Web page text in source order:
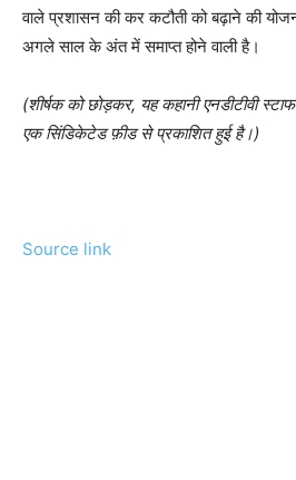
वाले प्रशासन की कर कटौती को बढ़ाने की
अगले साल के अंत में समाप्त होने वाली है।
(शीर्षक को छोड़कर, यह कहानी एनडीटीवी
एक सिंडिकेटेड फ़ीड से प्रकाशित हुई है।)
Source link